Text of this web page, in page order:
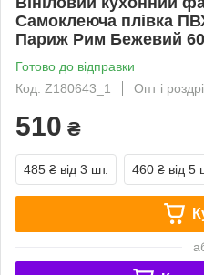
Самоклеюча плівка
Париж Рим Бежевий
Готово до відправки
Код: Z180643_1
Опт і
510 ₴
485 ₴ від 3 шт. 460 ₴ від 5